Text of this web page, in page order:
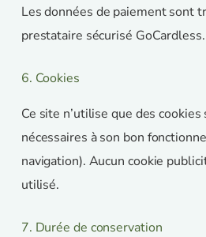
Les données de paiement sont
prestataire sécurisé GoCardless.
6. Cookies
Ce site n’utilise que des
nécessaires à son bon
navigation). Aucun cookie
utilisé.
7. Durée de conservation